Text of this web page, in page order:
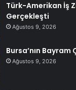
Türk-Amerikan İş
Gerçekleşti
Ağustos 9, 2026
Bursa’nın Bayram
Ağustos 9, 2026